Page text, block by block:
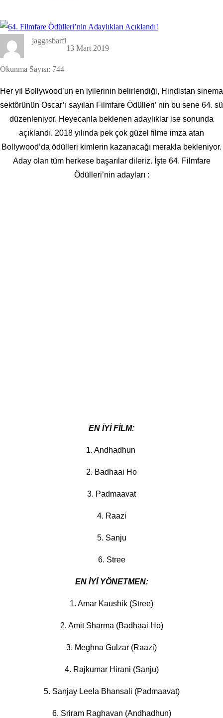
jaggasbarfi
13 Mart 2019
Okunma Sayısı: 744
Her yıl Bollywood’un en iyilerinin belirlendiği, Hindistan sinema
sektörünün Oscar’ı sayılan Filmfare Ödülleri’ nin bu sene 64. sü
düzenleniyor. Heyecanla beklenen adaylıklar ise sonunda
açıklandı. 2018 yılında pek çok güzel filme imza atan
Bollywood’da ödülleri kimlerin kazanacağı merakla bekleniyor.
Aday olan tüm herkese başarılar dileriz. İşte 64. Filmfare
Ödülleri’nin adayları :
EN İYİ FİLM:
1. Andhadhun
2. Badhaai Ho
3. Padmaavat
4. Raazi
5. Sanju
6. Stree
EN İYİ YÖNETMEN:
1. Amar Kaushik (Stree)
2. Amit Sharma (Badhaai Ho)
3. Meghna Gulzar (Raazi)
4. Rajkumar Hirani (Sanju)
5. Sanjay Leela Bhansali (Padmaavat)
6. Sriram Raghavan (Andhadhun)